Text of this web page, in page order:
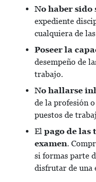
No haber sido
expediente
cualquiera de
Poseer la
desempeño de
trabajo.
No hallarse
de la profesión
puestos de
El pago de las
examen.
si formas parte
disfrutar de una